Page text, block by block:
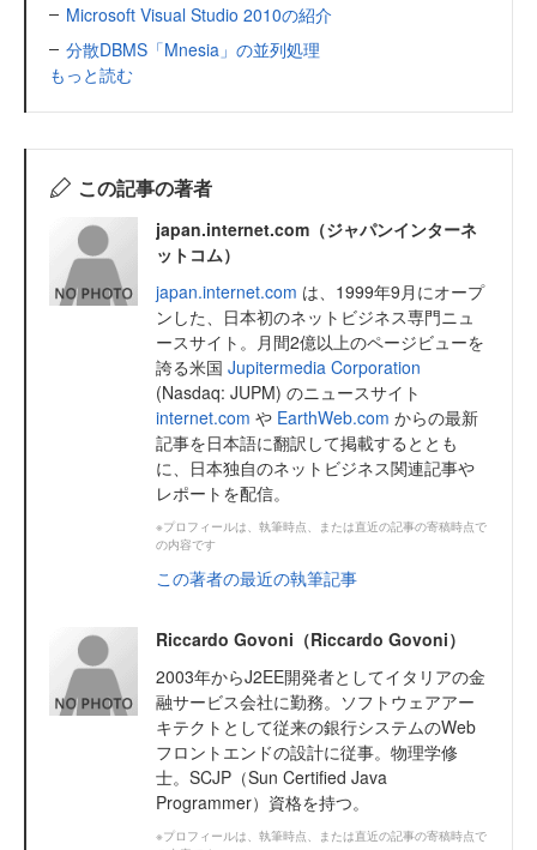
Microsoft Visual Studio 2010の紹介
分散DBMS「Mnesia」の並列処理
もっと読む
この記事の著者
japan.internet.com（ジャパンインターネ
ットコム）
japan.internet.com は、1999年9月にオープ
ンした、日本初のネットビジネス専門ニュ
ースサイト。月間2億以上のページビューを
誇る米国 Jupitermedia Corporation
(Nasdaq: JUPM) のニュースサイト
internet.com や EarthWeb.com からの最新
記事を日本語に翻訳して掲載するととも
に、日本独自のネットビジネス関連記事や
レポートを配信。
※プロフィールは、執筆時点、または直近の記事の寄稿時点で
の内容です
この著者の最近の執筆記事
Riccardo Govoni（Riccardo Govoni）
2003年からJ2EE開発者としてイタリアの金
融サービス会社に勤務。ソフトウェアアー
キテクトとして従来の銀行システムのWeb
フロントエンドの設計に従事。物理学修
士。SCJP（Sun Certified Java
Programmer）資格を持つ。
※プロフィールは、執筆時点、または直近の記事の寄稿時点で